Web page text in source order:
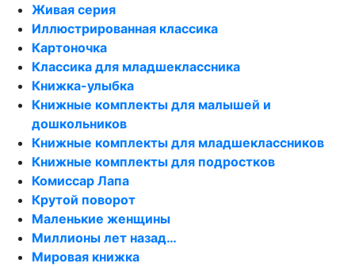
Живая серия
Иллюстрированная классика
Картоночка
Классика для младшеклассника
Книжка-улыбка
Книжные комплекты для малышей и
дошкольников
Книжные комплекты для младшеклассников
Книжные комплекты для подростков
Комиссар Лапа
Крутой поворот
Маленькие женщины
Миллионы лет назад…
Мировая книжка